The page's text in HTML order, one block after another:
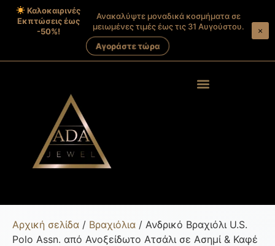
Καλοκαιρινές
Εκπτώσεις έως
-50%!
Ανακαλύψτε μοναδικά κοσμήματα σε
μειωμένες τιμές έως τις 31 Αυγούστου.
Αγοράστε τώρα
×
Αρχική σελίδα / Βραχιόλια / Ανδρικό Βραχιόλι U.S.
Polo Assn. από Ανοξείδωτο Ατσάλι σε Ασημί & Καφέ